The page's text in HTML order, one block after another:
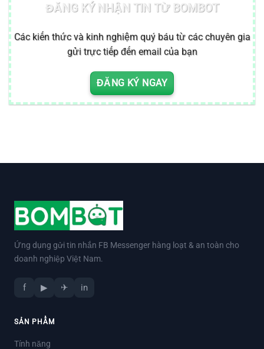
ĐĂNG KÝ NHẬN TIN TỪ BOMBOT
Các kiến thức và kinh nghiệm quý báu từ các chuyên gia
gửi trực tiếp đến email của bạn
ĐĂNG KÝ NGAY
Ứng dụng gửi tin nhắn FB Messenger hàng loạt & an toàn cho
doanh nghiệp Việt Nam.
f ▶ ✈ in
SẢN PHẨM
Tính năng